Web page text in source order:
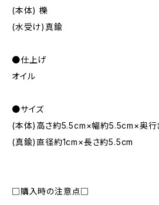
(本体) 櫟
(水受け)真鍮
●仕上げ
オイル
●サイズ
(本体)高さ約5.5cm×幅約5.5cm×奥行
(真鍮)直径約1cm×長さ約5.5cm
□購入時の注意点□